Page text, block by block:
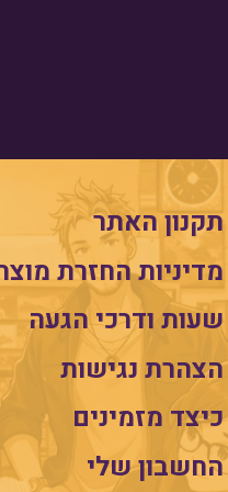
תקנון האתר
מדיניות החזרת
שעות ודרכי הגעה
הצהרת נגישות
כיצד מזמינים
החשבון שלי